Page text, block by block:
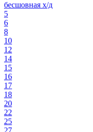
бесшовная х/д
5
6
8
10
12
14
15
16
17
18
20
22
25
27